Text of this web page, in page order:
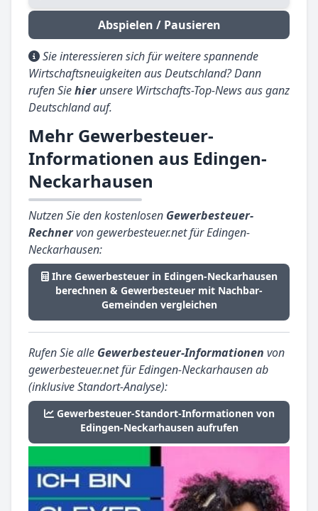
Abspielen / Pausieren
Sie interessieren sich für weitere spannende
Wirtschaftsneuigkeiten aus Deutschland? Dann
rufen Siehierunsere Wirtschafts-Top-News aus ganz
Deutschland auf.
Mehr Gewerbesteuer-
Informationen aus Edingen-
Neckarhausen
Nutzen Sie den kostenlosen Gewerbesteuer-
Rechnervon gewerbesteuer.net für Edingen-
Neckarhausen:
Ihre Gewerbesteuer in Edingen-Neckarhausen
berechnen & Gewerbesteuer mit Nachbar-
Gemeinden vergleichen
Rufen Sie alle Gewerbesteuer-Informationen von
gewerbesteuer.net für Edingen-Neckarhausen ab
(inklusive Standort-Analyse):
Gewerbesteuer-Standort-Informationen von
Edingen-Neckarhausen aufrufen